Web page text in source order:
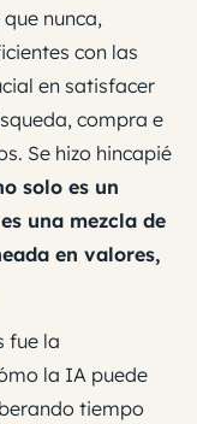
nunca,
con las
en satisfacer
compra e
Se hizo hincapié
solo es un
una mezcla de
en valores,
fue la
la IA puede
tiempo